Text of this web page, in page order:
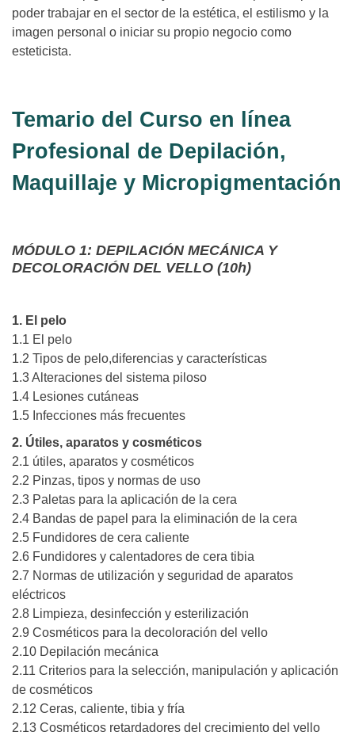
poder trabajar en el sector de la estética, el estilismo y la
imagen personal o iniciar su propio negocio como
esteticista.
Temario del Curso en línea
Profesional de Depilación,
Maquillaje y Micropigmentación
MÓDULO 1: DEPILACIÓN MECÁNICA Y
DECOLORACIÓN DEL VELLO (10h)
1. El pelo
1.1 El pelo
1.2 Tipos de pelo,diferencias y características
1.3 Alteraciones del sistema piloso
1.4 Lesiones cutáneas
1.5 Infecciones más frecuentes
2. Útiles, aparatos y cosméticos
2.1 útiles, aparatos y cosméticos
2.2 Pinzas, tipos y normas de uso
2.3 Paletas para la aplicación de la cera
2.4 Bandas de papel para la eliminación de la cera
2.5 Fundidores de cera caliente
2.6 Fundidores y calentadores de cera tibia
2.7 Normas de utilización y seguridad de aparatos
eléctricos
2.8 Limpieza, desinfección y esterilización
2.9 Cosméticos para la decoloración del vello
2.10 Depilación mecánica
2.11 Criterios para la selección, manipulación y aplicación
de cosméticos
2.12 Ceras, caliente, tibia y fría
2.13 Cosméticos retardadores del crecimiento del vello